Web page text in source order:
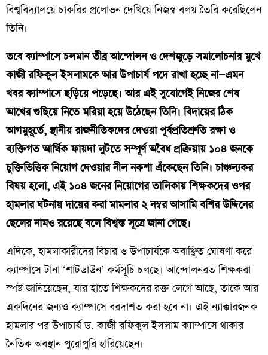
বিশ্ববিদ্যালয়ে চাকরির প্রলোভন দেখিয়ে নিজস্ব বলয় তৈরি করেছিলেন
তিনি।
তবে ক্যাম্পাসে চলমান তীব্র আন্দোলন ও দেশজুড়ে সমালোচনার মুখে
কাজী রফিকুল ইসলামকে আর উপাচার্য পদে রাখা হচ্ছে না—এমন
খবর ক্যাম্পাসে ছড়িয়ে পড়েছে। আর এই সুযোগেই নিজের শেষ
আখের গুছিয়ে নিতে মরিয়া হয়ে উঠেছেন তিনি। বিদায়ের ঠিক
আগমুহূর্তে, স্থানীয় রাজনীতিকদের দেওয়া পূর্বপ্রতিশ্রুতি রক্ষা ও
ব্যক্তিগত আর্থিক ফায়দা লুটতে সম্পূর্ণ অবৈধ প্রক্রিয়ায় ১০৪ জনকে
চুক্তিভিত্তিক নিয়োগ দেওয়ার নীল নকশা এঁকেছেন তিনি। চাঞ্চল্যকর
বিষয় হলো, এই ১০৪ জনের নিয়োগের তালিকায় শিক্ষকদের ওপর
হামলার ঘটনায় দায়ের করা মামলার ২ নম্বর আসামি বশির উদ্দিনের
ছেলের নামও রয়েছে বলে বিশ্বস্ত সূত্রে জানা গেছে।
​এদিকে, হামলাকারীদের বিচার ও উপাচার্যকে অবাঞ্ছিত ঘোষণা করে
ক্যাম্পাসে টানা ‘শাটডাউন’ কর্মসূচি চলছে। আন্দোলনরত শিক্ষকরা
স্পষ্ট জানিয়েছেন, যার হাতে শিক্ষকদের রক্ত লেগে আছে, তাকে আর
একদিনের জন্যও ক্যাম্পাসে বরদাশত করা হবে না। এই ন্যাক্কারজনক
হামলার পর উপাচার্য ড. কাজী রফিকুল ইসলাম ক্যাম্পাসে থাকার
নৈতিক অবস্থান পুরোপুরি হারিয়েছেন।